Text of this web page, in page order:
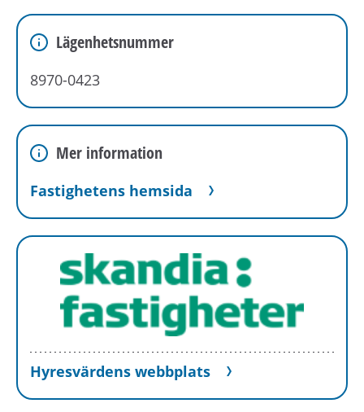
Lägenhetsnummer
8970-0423
Mer information
Fastighetens hemsida
Hyresvärdens webbplats